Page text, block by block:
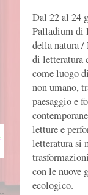
Dal 22 al 24
Palladium di
della natura /
di letteratura
come luogo
non umano,
paesaggio e
letture e
letteratura si
con le nuove
ecologico.